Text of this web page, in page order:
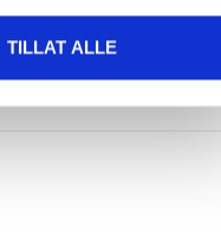
TILLAT ALLE